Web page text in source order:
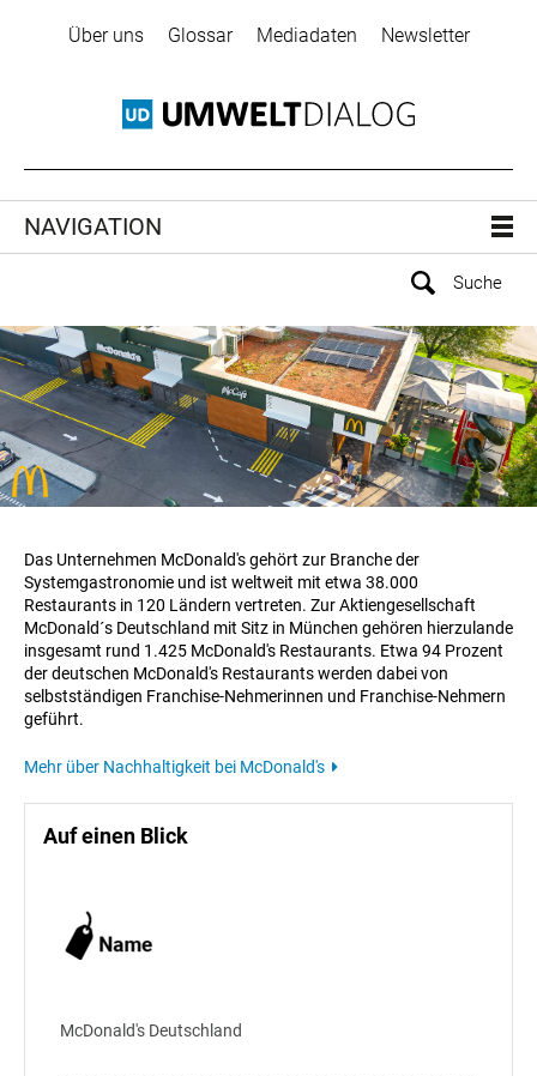
Über uns Glossar Mediadaten Newsletter
NAVIGATION
Das Unternehmen McDonald's gehört zur Branche der
Systemgastronomie und ist weltweit mit etwa 38.000
Restaurants in 120 Ländern vertreten. Zur Aktiengesellschaft
McDonald´s Deutschland mit Sitz in München gehören hierzulande
insgesamt rund 1.425 McDonald's Restaurants. Etwa 94 Prozent
der deutschen McDonald's Restaurants werden dabei von
selbstständigen Franchise-Nehmerinnen und Franchise-Nehmern
geführt.
Mehr über Nachhaltigkeit bei McDonald's
Auf einen Blick
McDonald's Deutschland